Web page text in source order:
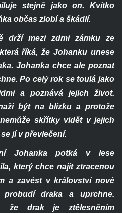
stejně jako on. Kvítko
občas zlobí a škádlí.
drží mezi zdmi zámku ze
říká, že Johanku unese
Johanka chce ale poznat
Po celý rok se toulá jako
a poznává jejich život.
být na blízku a protože
skřítky vidět v jejich
jí v převlečení.
Johanka potká v lese
který chce najít ztracenou
a zavést v království nové
probudí draka a uprchne.
že drak je ztělesněním